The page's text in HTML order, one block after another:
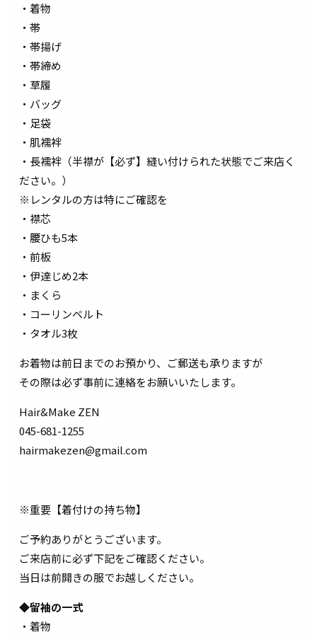
・着物
・帯
・帯揚げ
・帯締め
・草履
・バッグ
・足袋
・肌襦袢
・長襦袢（半襟が【必ず】縫い付けられた状態でご来店く
ださい。）
※レンタルの方は特にご確認を
・襟芯
・腰ひも5本
・前板
・伊達じめ2本
・まくら
・コーリンベルト
・タオル3枚
お着物は前日までのお預かり、ご郵送も承りますが
その際は必ず事前に連絡をお願いいたします。
Hair&Make ZEN
045-681-1255
hairmakezen@gmail.com
※重要【着付けの持ち物】
ご予約ありがとうございます。
ご来店前に必ず下記をご確認ください。
当日は前開きの服でお越しください。
◆留袖の一式
・着物